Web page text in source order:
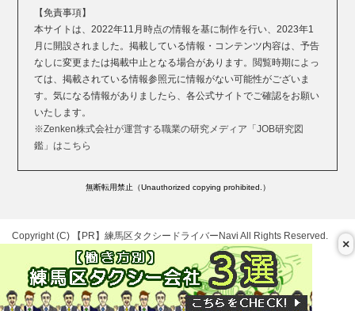
×
【免責事項】
本サイトは、2022年11月時点の情報を基に制作を行い、2023年1
月に開設されました。掲載している情報・コンテンツ内容は、予告
なしに変更または掲載中止となる場合があります。閲覧時期によっ
ては、掲載されている情報参照元に情報がない可能性がございま
す。気になる情報がありましたら、各公式サイトでご確認をお願い
いたします。
※Zenken株式会社が運営する職業の研究メディア「JOB研究図
鑑」はこちら
無断転用禁止（Unauthorized copying prohibited.）
Copyright (C) 練馬区タクシードライバーNavi All Rights Reserved.